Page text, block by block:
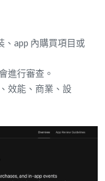
、app 內購買項目或
進行審查。
效能、商業、設